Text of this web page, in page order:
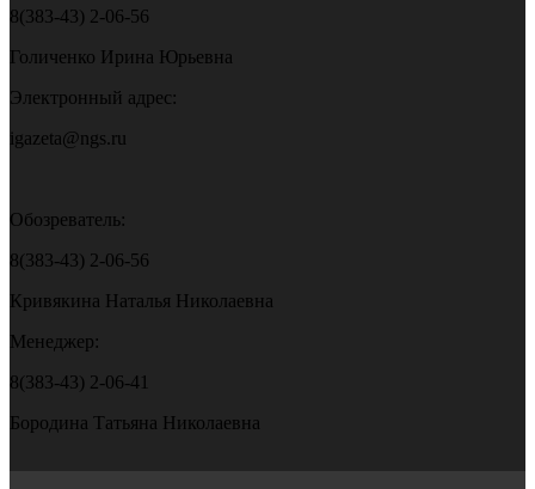
8(383-43) 2-06-56
Голиченко Ирина Юрьевна
Электронный адрес:
igazeta@ngs.ru
Обозреватель:
8(383-43) 2-06-56
Кривякина Наталья Николаевна
Менеджер:
8(383-43) 2-06-41
Бородина Татьяна Николаевна